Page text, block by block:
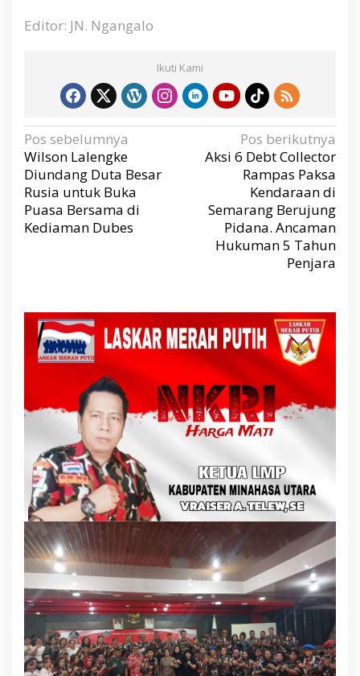
Editor: JN. Ngangalo
Ikuti Kami
N
a
v
i
g
a
s
i
p
o
s
Pos sebelumnya
Wilson Lalengke
Diundang Duta Besar
Rusia untuk Buka
Puasa Bersama di
Kediaman Dubes
Pos berikutnya
Aksi 6 Debt Collector
Rampas Paksa
Kendaraan di
Semarang Berujung
Pidana. Ancaman
Hukuman 5 Tahun
Penjara